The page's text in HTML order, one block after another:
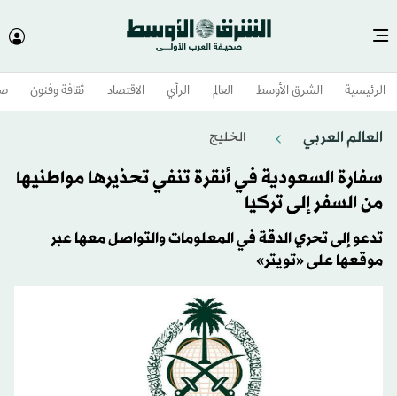
الرئيسية الشرق الأوسط​ العالم الرأي الاقتصاد ثقافة وفنون
العالم العربي الخليج
سفارة السعودية في أنقرة تنفي تحذيرها مواطنيها
من السفر إلى تركيا
تدعو إلى تحري الدقة في المعلومات والتواصل معها عبر
موقعها على «تويتر»